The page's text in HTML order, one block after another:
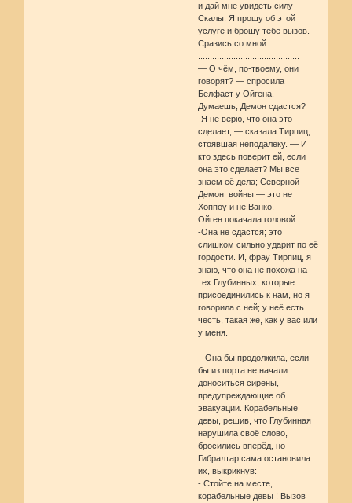
и дай мне увидеть силу
Скалы. Я прошу об этой
услуге и брошу тебе вызов.
Сразись со мной.
— О чём, по-твоему, они
говорят? — спросила
Белфаст у Ойгена. —
Думаешь, Демон сдастся?
-Я не верю, что она это
сделает, — сказала Тирпиц,
стоявшая неподалёку. — И
кто здесь поверит ей, если
она это сделает? Мы все
знаем её дела; Северной
Демон войны — это не
Хоппоу и не Ванко.
Ойген покачала головой.
-Она не сдастся; это
слишком сильно ударит по её
гордости. И, фрау Тирпиц, я
знаю, что она не похожа на
тех Глубинных, которые
присоединились к нам, но я
говорила с ней; у неё есть
честь, такая же, как у вас или
у меня.
Она бы продолжила, если
бы из порта не начали
доноситься сирены,
предупреждающие об
эвакуации. Корабельные
девы, решив, что Глубинная
нарушила своё слово,
бросились вперёд, но
Гибралтар сама остановила
их, выкрикнув:
- Стойте на месте,
корабельные девы ! Вызов